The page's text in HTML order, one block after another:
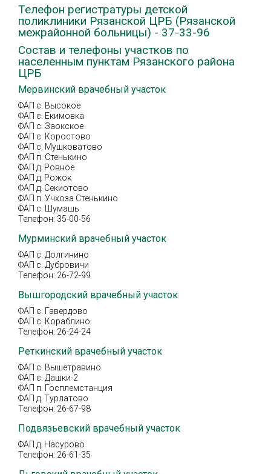
Телефон регистратуры детской
поликлиники Рязанской ЦРБ (Рязанской
межрайонной больницы) - 37-33-96
Состав и телефоны участков по
населенным пунктам Рязанского района
ЦРБ
Мервинский врачебный участок
ФАП с. Высокое
ФАП с. Екимовка
ФАП с. Заокское
ФАП с. Коростово
ФАП с. Мушковатово
ФАП п. Стенькино
ФАП д. Ровное
ФАП д. Рожок
ФАП д. Секиотово
ФАП п. Учхоза Стенькино
ФАП с. Шумашь
Телефон: 35-00-56
Мурминский врачебный участок
ФАП с. Долгинино
ФАП с. Дубровичи
Телефон: 26-72-99
Вышгородский врачебный участок
ФАП с. Гавердово
ФАП с. Кораблино
Телефон: 26-24-24
Реткинский врачебный участок
ФАП с. Вышетравино
ФАП с. Дашки-2
ФАП п. Госплемстанция
ФАП д. Турлатово
Телефон: 26-67-98
Подвязьевский врачебный участок
ФАП д. Насурово
Телефон: 26-61-35